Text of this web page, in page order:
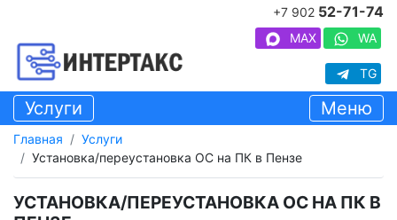
+7 902 52-71-74
MAX WA
TG
Услуги Меню
Главная
Услуги
Установка/переустановка ОС на ПК в Пензе
УСТАНОВКА/ПЕРЕУСТАНОВКА ОС НА ПК В